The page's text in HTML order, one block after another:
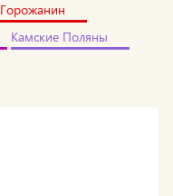
Горожанин
Камские Поляны